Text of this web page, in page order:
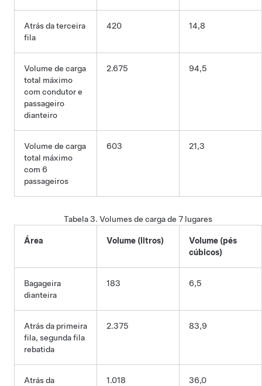
Atrás da terceira
fila
420 14,8
Volume de carga
total máximo
com condutor e
passageiro
dianteiro
2.675 94,5
Volume de carga
total máximo
com 6
passageiros
603 21,3
Tabela 3. Volumes de carga de 7 lugares
Área Volume (litros)
Volume (pés
cúbicos)
Bagageira
dianteira
183 6,5
Atrás da primeira
fila, segunda fila
rebatida
2.375 83,9
Atrás da
1.018 36,0